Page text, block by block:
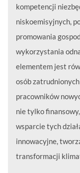
kompetencji
niskoemisyjnych,
promowania
wykorzystania
elementem jest
osób
pracowników
nie tylko
wsparcie tych
innowacyjne,
transformacji